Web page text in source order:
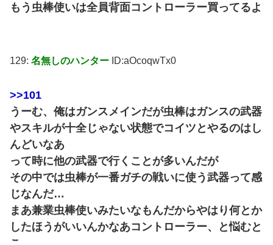
もう虫棒使いは全員背面コントローラー買ってるよ
129: 名無しのハンター ID:aOcoqwTx0
>>101
うーむ、俺はガンスメインだが虫棒はガンスの武器
やスキルが十全じゃない状態でコイツとやるのはし
んどいなあ
って時に他の武器で行くことが多いんだが
その中では虫棒が一番ガチの戦いに使う武器って感
じなんだ…
まあ兼業虫棒使いみたいなもんだからやはり何とか
したほうがいいんかなあコントローラー、と悩むと